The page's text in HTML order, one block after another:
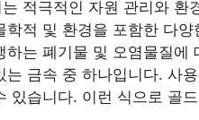
적극적인 자원 관리와 환
학적 및 환경을 포함한 다
하는 폐기물 및 오염물질에
금속 중 하나입니다. 사
있습니다. 이런 식으로 골